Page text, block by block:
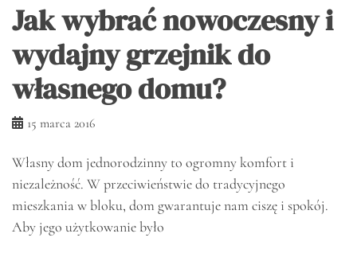
Jak wybrać nowoczesny i
wydajny grzejnik do
własnego domu?
15 marca 2016
Własny dom jednorodzinny to ogromny komfort i
niezależność. W przeciwieństwie do tradycyjnego
mieszkania w bloku, dom gwarantuje nam ciszę i spokój.
Aby jego użytkowanie było